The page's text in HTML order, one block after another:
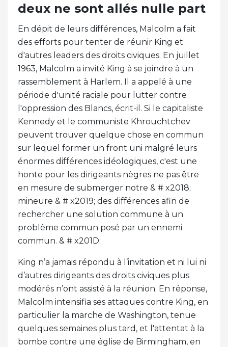
deux ne sont allés nulle part
En dépit de leurs différences, Malcolm a fait
des efforts pour tenter de réunir King et
d'autres leaders des droits civiques. En juillet
1963, Malcolm a invité King à se joindre à un
rassemblement à Harlem. Il a appelé à une
période d'unité raciale pour lutter contre
l'oppression des Blancs, écrit-il. Si le capitaliste
Kennedy et le communiste Khrouchtchev
peuvent trouver quelque chose en commun
sur lequel former un front uni malgré leurs
énormes différences idéologiques, c'est une
honte pour les dirigeants nègres ne pas être
en mesure de submerger notre & # x2018;
mineure & # x2019; des différences afin de
rechercher une solution commune à un
problème commun posé par un ennemi
commun. & # x201D;
King n’a jamais répondu à l’invitation et ni lui ni
d’autres dirigeants des droits civiques plus
modérés n’ont assisté à la réunion. En réponse,
Malcolm intensifia ses attaques contre King, en
particulier la marche de Washington, tenue
quelques semaines plus tard, et l'attentat à la
bombe contre une église de Birmingham, en